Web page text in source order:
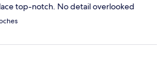
top-notch. No detail overlooked